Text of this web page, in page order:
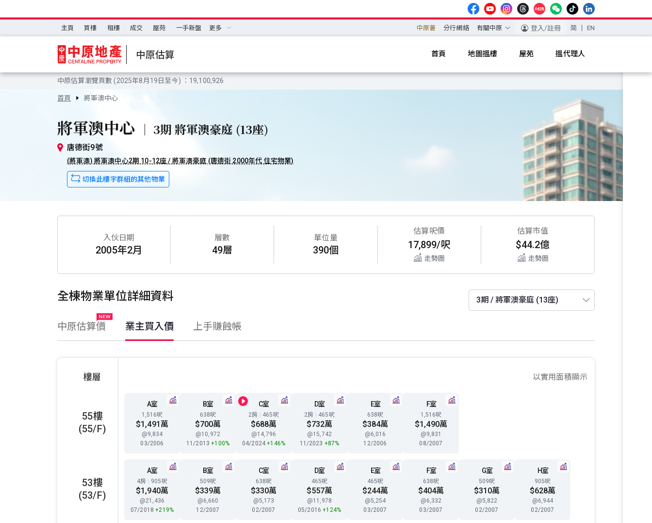
主頁 買樓 租樓 成交 屋苑 一手新盤 更多 中原薈 分行網絡 有關中原 登入/註冊 简 EN
中原估算 首頁 地圖搵樓 屋苑 搵代理人
中原估算瀏覽頁數 (2025年8月19日至今) ：19,100,926
首頁 將軍澳中心
將軍澳中心 ｜ 3期 將軍澳豪庭 (13座)
唐德街9號
(將軍澳) 將軍澳中心2期 10-12座 / 將軍澳豪庭 (唐德街 2000年代 住宅物業)
切換此樓宇群組的其他物業
入伙日期
2005年2月
層數
49層
單位量
390個
估算呎價
17,899/呎
走勢圖
估算市值
$44.2億
走勢圖
全棟物業單位詳細資料
中原估算價 業主買入價 上手賺蝕帳
樓層 以實用面積顯示
55樓
(55/F)
A室
1,516呎
$1,491萬
@9,834
03/2006
B室
638呎
$700萬
@10,972
11/2013+100%
C室
2房 | 465呎
$688萬
@14,796
04/2024+146%
D室
2房 | 465呎
$732萬
@15,742
11/2023 +87%
E室
638呎
$384萬
@6,016
12/2006
F室
1,516呎
$1,490萬
@9,831
08/2007
53樓
(53/F)
A室
4房 | 905呎
$1,940萬
@21,436
07/2018+219%
B室
509呎
$339萬
@6,660
12/2007
C室
638呎
$330萬
@5,173
02/2007
D室
465呎
$557萬
@11,978
05/2016+124%
E室
465呎
$244萬
@5,254
03/2007
F室
638呎
$404萬
@6,332
03/2007
G室
509呎
$310萬
@5,822
02/2007
H室
905呎
$628萬
@6,944
02/2007